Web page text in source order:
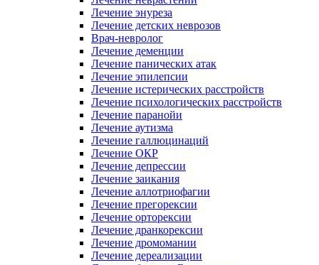
Лечение энуреза
Лечение детских неврозов
Врач-невролог
Лечение деменции
Лечение панических атак
Лечение эпилепсии
Лечение истерических расстройств
Лечение психологических расстройств
Лечение паранойи
Лечение аутизма
Лечение галлюцинаций
Лечение ОКР
Лечение депрессии
Лечение заикания
Лечение аллотриофагии
Лечение прегорексии
Лечение орторексии
Лечение дранкорексии
Лечение дромомании
Лечение дереализации